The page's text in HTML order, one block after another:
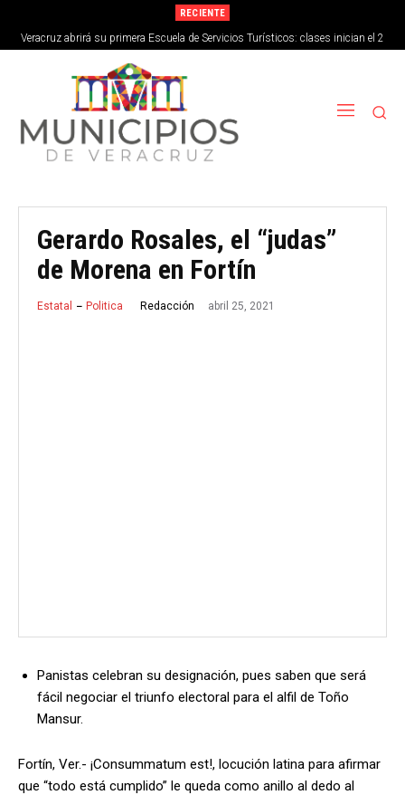
RECIENTE
Veracruz abrirá su primera Escuela de Servicios Turísticos: clases inician el 2
de septiembre
Gerardo Rosales, el “judas”
de Morena en Fortín
Estatal Politica Redacción abril 25, 2021
Panistas celebran su designación, pues saben que será
fácil negociar el triunfo electoral para el alfil de Toño
Mansur.
Fortín, Ver.- ¡Consummatum est!, locución latina para afirmar
que “todo está cumplido” le queda como anillo al dedo al